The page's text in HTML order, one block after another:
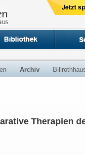
Archiv
Therapien